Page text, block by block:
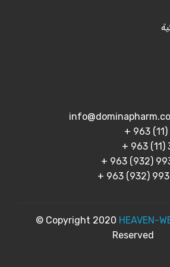
© Copyright 2020 HEAVEN-
Reserved